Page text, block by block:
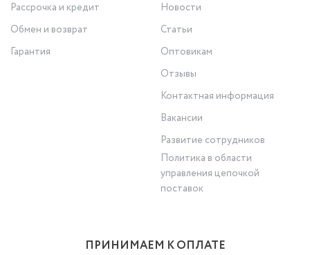
Рассрочка и кредит
Обмен и возврат
Гарантия
Новости
Статьи
Оптовикам
Отзывы
Контактная информация
Вакансии
Развитие сотрудников
Политика в области
управления цепочкой
поставок
ПРИНИМАЕМ К ОПЛАТЕ